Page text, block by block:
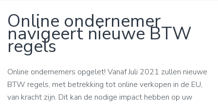
Online ondernemer
navigeert nieuwe BTW
regels
Online ondernemers opgelet! Vanaf Juli 2021 zullen nieuwe
BTW regels, met betrekking tot online verkopen in de EU,
van kracht zijn. Dit kan de nodige impact hebben op uw